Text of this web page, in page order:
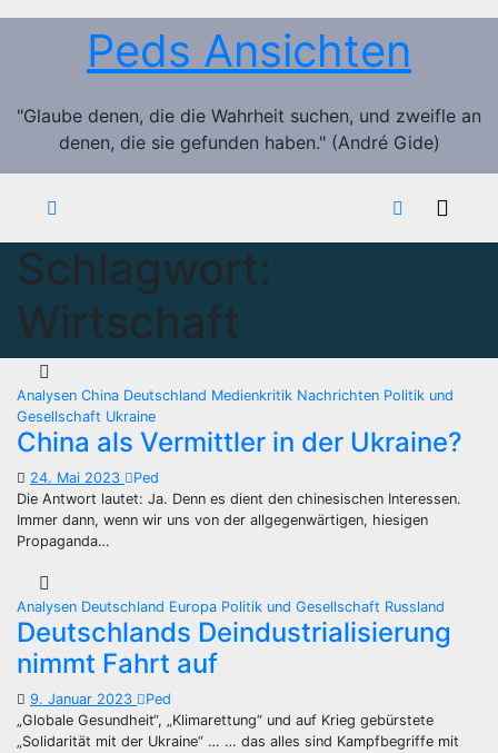
Zum
Peds Ansichten
"Glaube denen, die die Wahrheit suchen, und zweifle an
denen, die sie gefunden haben." (André Gide)
Schlagwort:
Wirtschaft
Analysen China Deutschland Medienkritik Nachrichten Politik und
Gesellschaft Ukraine
China als Vermittler in der Ukraine?
24. Mai 2023
Ped
Die Antwort lautet: Ja. Denn es dient den chinesischen Interessen.
Immer dann, wenn wir uns von der allgegenwärtigen, hiesigen
Propaganda…
Analysen Deutschland Europa Politik und Gesellschaft Russland
Deutschlands Deindustrialisierung
nimmt Fahrt auf
9. Januar 2023
Ped
„Globale Gesundheit“, „Klimarettung“ und auf Krieg gebürstete
„Solidarität mit der Ukraine“ … … das alles sind Kampfbegriffe mit